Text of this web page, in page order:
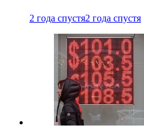
2 года спустя2 года спустя